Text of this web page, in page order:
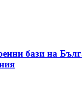
бази на